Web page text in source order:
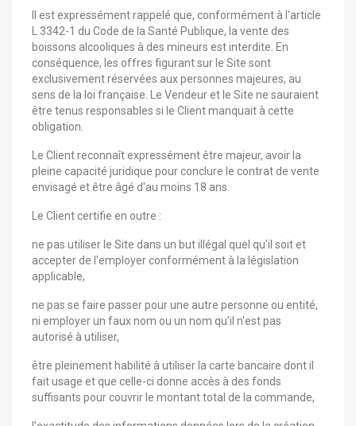
Il est expressément rappelé que, conformément à l'article
L 3342-1 du Code de la Santé Publique, la vente des
boissons alcooliques à des mineurs est interdite. En
conséquence, les offres figurant sur le Site sont
exclusivement réservées aux personnes majeures, au
sens de la loi française. Le Vendeur et le Site ne sauraient
être tenus responsables si le Client manquait à cette
obligation.
Le Client reconnaît expressément être majeur, avoir la
pleine capacité juridique pour conclure le contrat de vente
envisagé et être âgé d'au moins 18 ans.
Le Client certifie en outre :
ne pas utiliser le Site dans un but illégal quel qu'il soit et
accepter de l'employer conformément à la législation
applicable,
ne pas se faire passer pour une autre personne ou entité,
ni employer un faux nom ou un nom qu'il n'est pas
autorisé à utiliser,
être pleinement habilité à utiliser la carte bancaire dont il
fait usage et que celle-ci donne accès à des fonds
suffisants pour couvrir le montant total de la commande,